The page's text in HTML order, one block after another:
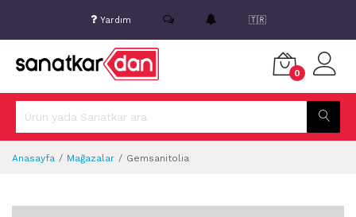
Yardım 🇹🇷
0
Anasayfa Mağazalar Gemsanitolia